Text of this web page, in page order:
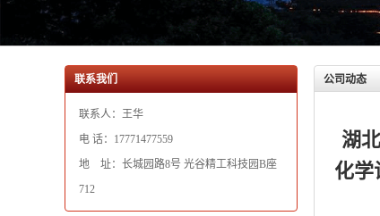
地 址：长城园路8号 光谷精工科技园B座
化
4 】